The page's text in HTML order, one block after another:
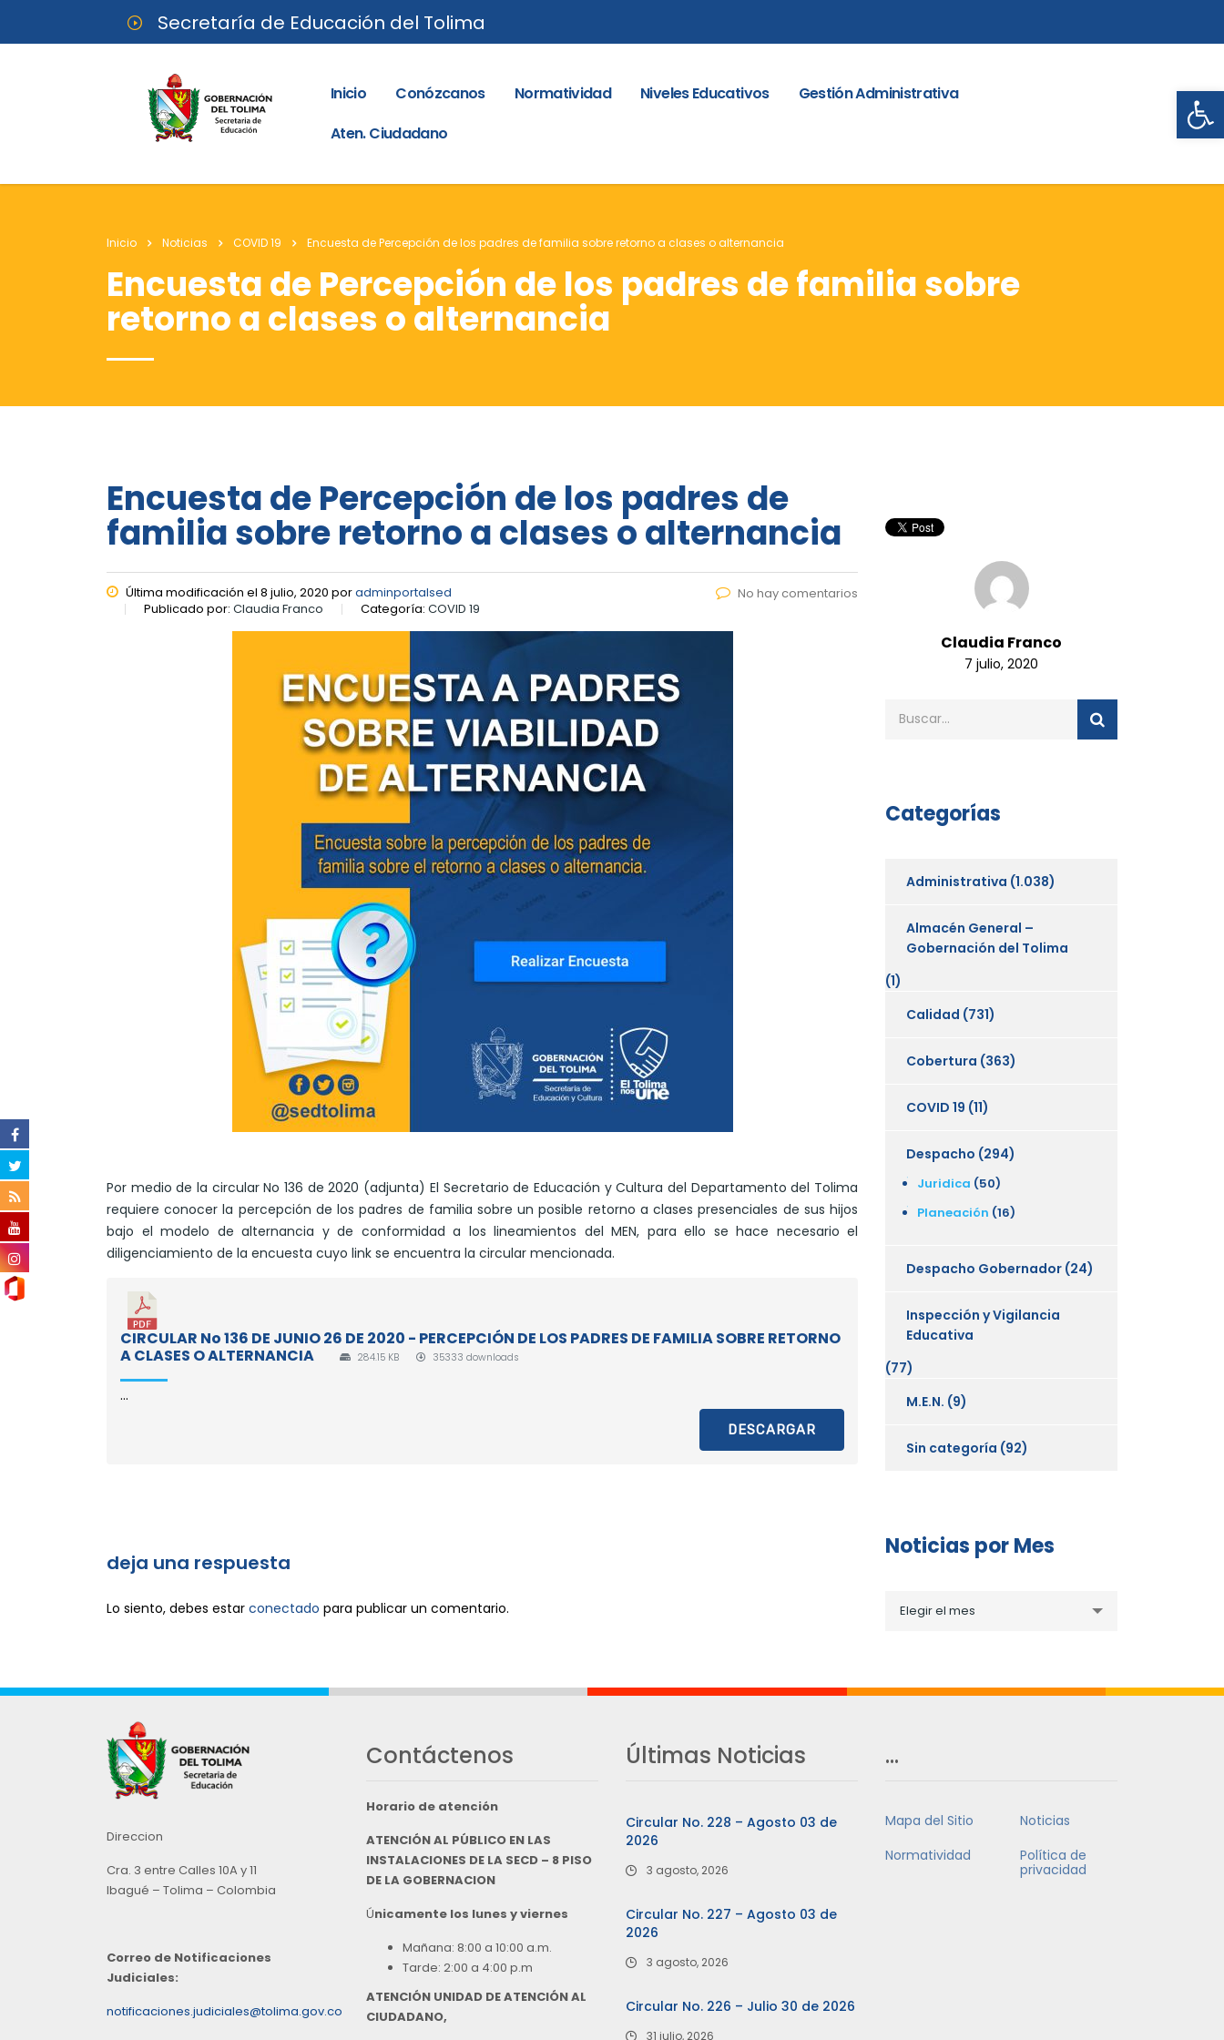
Secretaría de Educación del Tolima
Inicio Conózcanos Normatividad Niveles Educativos
Gestión Administrativa
Aten. Ciudadano
Inicio Noticias COVID 19 Encuesta de Percepción de los padres de familia sobre retorno a clases o alternancia
Encuesta de Percepción de los padres de familia sobre
retorno a clases o alternancia
Encuesta de Percepción de los padres de
familia sobre retorno a clases o alternancia
Última modificación el 8 julio, 2020 poradminportalsed
Publicado por: Claudia Franco Categoría: COVID 19
No hay comentarios
Por medio de la circular No 136 de 2020 (adjunta) El Secretario de Educación y Cultura del Departamento del Tolima
requiere conocer la percepción de los padres de familia sobre un posible retorno a clases presenciales de sus hijos
bajo el modelo de alternancia y de conformidad a los lineamientos del MEN, para ello se hace necesario el
diligenciamiento de la encuesta cuyo link se encuentra la circular mencionada.
CIRCULAR No 136 DE JUNIO 26 DE 2020 - PERCEPCIÓN DE LOS PADRES DE FAMILIA SOBRE RETORNO
A CLASES O ALTERNANCIA
284.15 KB 35333 downloads
...
DESCARGAR
deja una respuesta
Lo siento, debes estar conectado para publicar un comentario.
Claudia Franco
7 julio, 2020
Categorías
Administrativa (1.038)
Almacén General –
Gobernación del Tolima
(1)
Calidad (731)
Cobertura (363)
COVID 19 (11)
Despacho (294)
Juridica (50)
Planeación (16)
Despacho Gobernador (24)
Inspección y Vigilancia
Educativa
(77)
M.E.N. (9)
Sin categoría (92)
Noticias por Mes
porElegir el mes
Direccion
Cra. 3 entre Calles 10A y 11
Ibagué – Tolima – Colombia
Correo de Notificaciones
Judiciales:
notificaciones.judiciales@tolima.gov.co
Contáctenos
Horario de atención
ATENCIÓN AL PÚBLICO EN LAS
INSTALACIONES DE LA SECD – 8 PISO
DE LA GOBERNACION
Únicamente los lunes y viernes
Mañana: 8:00 a 10:00 a.m.
Tarde: 2:00 a 4:00 p.m
ATENCIÓN UNIDAD DE ATENCIÓN AL
CIUDADANO,
Últimas Noticias
Circular No. 228 – Agosto 03 de
2026
3 agosto, 2026
Circular No. 227 – Agosto 03 de
2026
3 agosto, 2026
Circular No. 226 – Julio 30 de 2026
31 julio, 2026
…
Mapa del Sitio
Noticias
Normatividad
Política de
privacidad